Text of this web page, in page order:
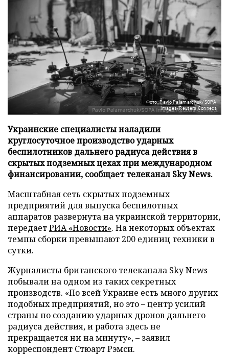
Фото: Pavlo Palamarchuk/SOPA
Images/Reuters Connect
Украинские специалисты наладили
круглосуточное производство ударных
беспилотников дальнего радиуса действия в
скрытых подземных цехах при международном
финансировании, сообщает телеканал Sky News.
Масштабная сеть скрытых подземных
предприятий для выпуска беспилотных
аппаратов развернута на украинской территории,
передаетРИА «Новости». На некоторых объектах
темпы сборки превышают 200 единиц техники в
сутки.
Журналисты британского телеканала Sky News
побывали на одном из таких секретных
производств. «По всей Украине есть много других
подобных предприятий, но это – центр усилий
страны по созданию ударных дронов дальнего
радиуса действия, и работа здесь не
прекращается ни на минуту», – заявил
корреспондент Стюарт Рэмси.